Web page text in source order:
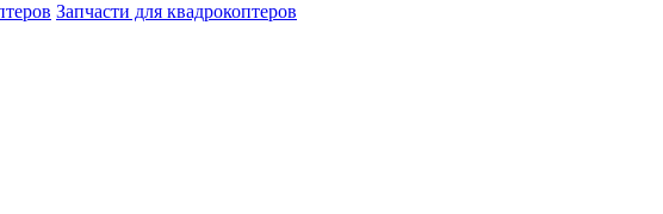
Запчасти для квадрокоптеров